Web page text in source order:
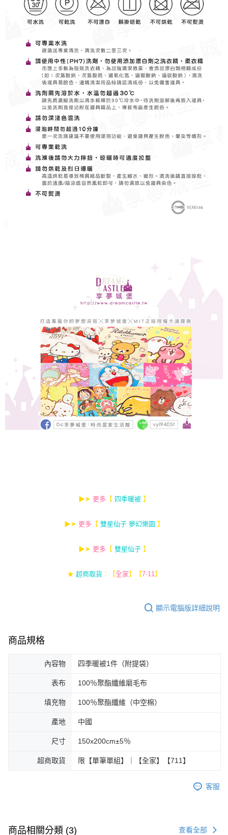
▶➤ 更多 【 四季暖被 】
▶➤ 更多 【 雙星仙子 夢幻樂園 】
▶➤ 更多 【 雙星仙子 】
★ 超商取貨：【全家】【7-11】
顯示電腦版詳細說明
商品規格
內容物 四季暖被1件（附提袋）
表布 100％聚酯纖維磨毛布
填充物 100％聚酯纖維（中空棉）
產地 中國
尺寸 150x200cm±5％
超商取貨 限【單筆單組】｜【全家】【711】
客服
商品相關分類 (3) 查看全部